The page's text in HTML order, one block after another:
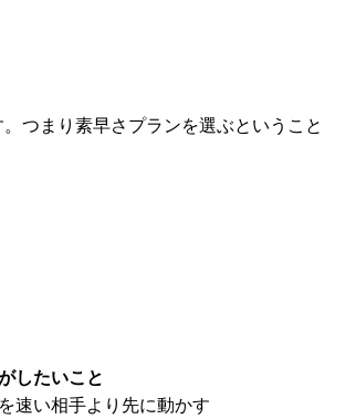
つまり素早さプランを選ぶということ
したいこと
速い相手より先に動かす